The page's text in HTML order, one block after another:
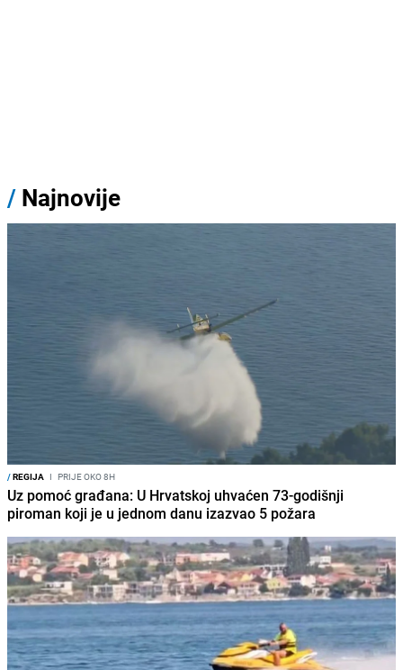
/ Najnovije
/REGIJA I PRIJE OKO 8H
Uz pomoć građana: U Hrvatskoj uhvaćen 73-godišnji
piroman koji je u jednom danu izazvao 5 požara